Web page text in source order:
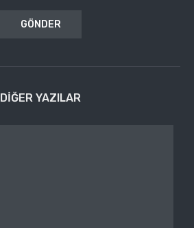
DIĞER YAZILAR